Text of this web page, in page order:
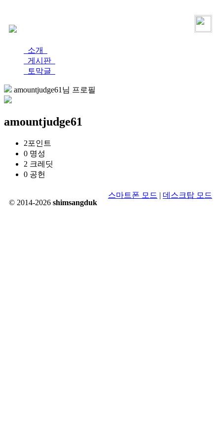
소개
게시판
토막글
amountjudge61님 프로필
amountjudge61
2포인트
0 명성
2 크레딧
0 공헌
© 2014-2026 shimsangduk
스마트폰 모드 | 데스크탑 모드